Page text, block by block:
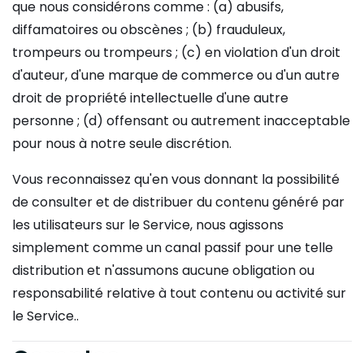
que nous considérons comme : (a) abusifs,
diffamatoires ou obscènes ; (b) frauduleux,
trompeurs ou trompeurs ; (c) en violation d'un droit
d'auteur, d'une marque de commerce ou d'un autre
droit de propriété intellectuelle d'une autre
personne ; (d) offensant ou autrement inacceptable
pour nous à notre seule discrétion.
Vous reconnaissez qu'en vous donnant la possibilité
de consulter et de distribuer du contenu généré par
les utilisateurs sur le Service, nous agissons
simplement comme un canal passif pour une telle
distribution et n'assumons aucune obligation ou
responsabilité relative à tout contenu ou activité sur
le Service..